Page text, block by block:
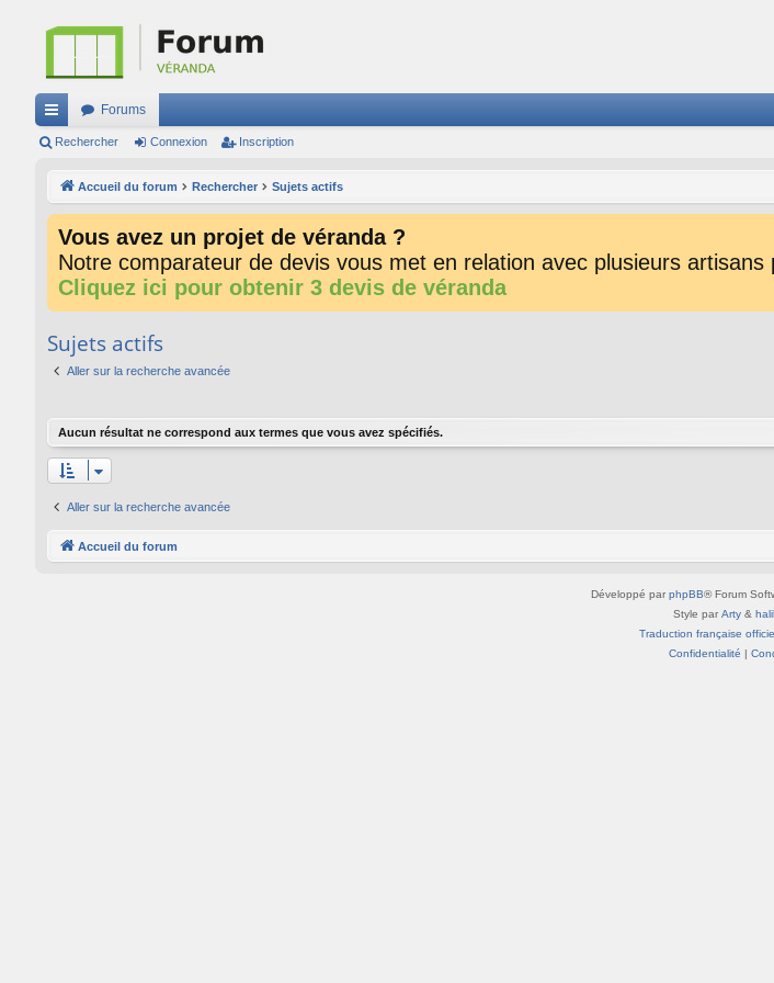
ac
Forums
Rechercher Connexion Inscription
Accueil du forum Rechercher Sujets actifs
Vous avez un projet de véranda ?
Notre comparateur de devis vous met en relation avec plusieurs
Cliquez ici pour obtenir 3 devis de véranda
Sujets actifs
Aller sur la recherche avancée
Aucun résultat ne correspond aux termes que vous avez spécifiés.
Aller sur la recherche avancée
Accueil du forum
Développé par phpBB® Forum
Style par Arty &
Traduction française
Confidentialité